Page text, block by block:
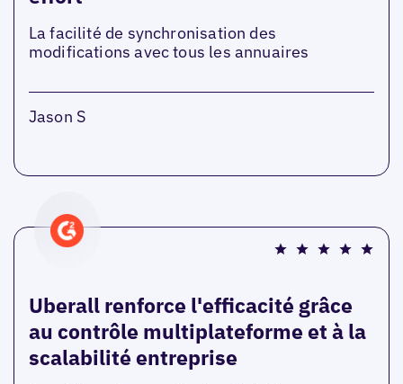
La facilité de synchronisation des
modifications avec tous les annuaires
Jason S
Uberall renforce l'efficacité grâce
au contrôle multiplateforme et à la
scalabilité entreprise